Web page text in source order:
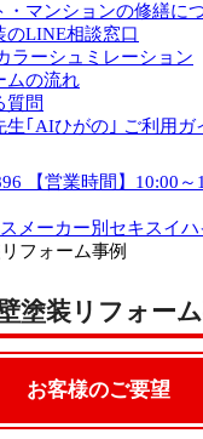
・マンションの修繕に
のLINE相談窓口
ラーシュミレーション
ムの流れ
質問
生｢AIひがの｣ ご利用ガ
【営業時間】10:00～
メーカー別 セキスイ
フォーム事例
塗装リフォーム
お客様のご要望